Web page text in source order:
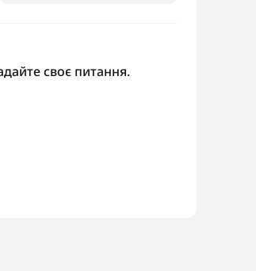
своє питання.